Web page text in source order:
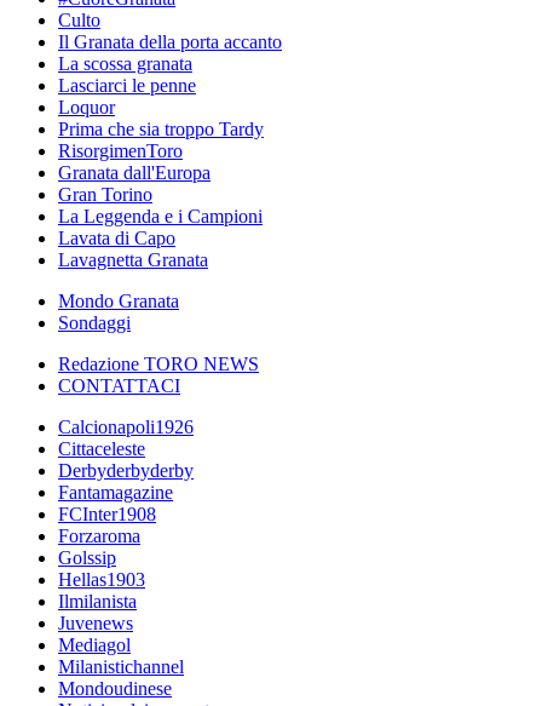
Culto
Il Granata della porta accanto
La scossa granata
Lasciarci le penne
Loquor
Prima che sia troppo Tardy
RisorgimenToro
Granata dall'Europa
Gran Torino
La Leggenda e i Campioni
Lavata di Capo
Lavagnetta Granata
Mondo Granata
Sondaggi
Redazione TORO NEWS
CONTATTACI
Calcionapoli1926
Cittaceleste
Derbyderbyderby
Fantamagazine
FCInter1908
Forzaroma
Golssip
Hellas1903
Ilmilanista
Juvenews
Mediagol
Milanistichannel
Mondoudinese